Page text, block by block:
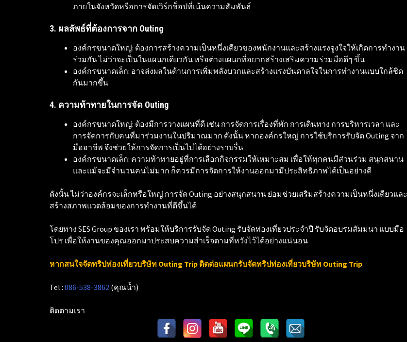
ภายในจังหวัดหรือการจัดเวิร์กช็อปที่เน้นความสัมพันธ์
3. ผลลัพธ์ที่ต้องการจาก Outing
องค์กรขนาดใหญ่: ต้องการสร้างความเป็นหนึ่งเดียวของพนักงานและสร้างแรงจูงใจให้เกิดการทำงาน
ร่วมกัน ไม่ว่าจะเป็นในแผนกเดียวกัน หรือต่างแผนกที่อยากสร้างเสริมความร่วมมือดีๆ ขึ้น
องค์กรขนาดเล็ก: อาจส่งผลในด้านการเพิ่มพลังบวกและสร้างแรงบันดาลใจในการทำงานแบบใกล้ชิด
กันมากขึ้น
4. ความท้าทายในการจัด Outing
องค์กรขนาดใหญ่: ต้องมีการวางแผนที่ดี เช่น การจัดการเรื่องที่พัก การเดินทาง การบริหารเวลา และ
การจัดการกับคนที่มาร่วมงานในปริมาณมาก ดังนั้น หากองค์กรใหญ่ การใช้บริการรับจัด Outing จาก
มืออาชีพ จึงช่วยให้การจัดการเป็นไปได้อย่างราบรื่น
​องค์กรขนาดเล็ก: ความท้าทายอยู่ที่การเลือกกิจกรรมให้เหมาะสม เพื่อให้ทุกคนมีส่วนร่วม สนุกสนาน
และแม้จะมีจำนวนคนไม่มาก ก็ควรมีการจัดการให้งานออกมามีประสิทธิภาพได้เป็นอย่างดี
ดังนั้น ไม่ว่าองค์กรจะเล็กหรือใหญ่ การจัด Outing อย่างสนุกสนาน ย่อมช่วยเสริมสร้างความเป็นหนึ่งเดียวและ
สร้างสภาพแวดล้อมของการทำงานที่ดีขึ้นได้
โดยทาง SES Group ของเรา พร้อมให้บริการรับจัด Outing รับจัดท่องเที่ยวประจำปี รับจัดอบรมสัมมนา แบบมือ
โปร เพื่อให้งานของคุณออกมาประสบความสำเร็จตามที่หวังไว้ได้อย่างแน่นอน
หากสนใจจัดทริปท่องเที่ยวบริษัท Outing Trip ติดต่อแผนกรับจัดทริปท่องเที่ยวบริษัท Outing Trip
Tel : 086-538-3862 (คุณน้ำ)
ติดตามเรา